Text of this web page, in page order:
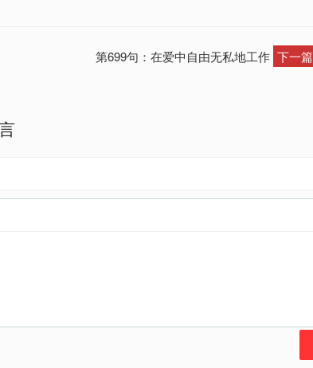
第699句：在爱中自由无私地工作 下一篇